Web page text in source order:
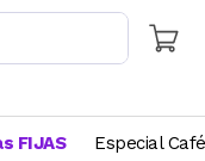
FIJAS Especial Café